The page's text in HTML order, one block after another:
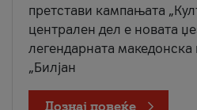
претстави кампањата
централен дел е новата
легендарната
„Билјан
Дознај повеќе